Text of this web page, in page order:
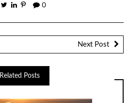
0
Next Post
Related Posts